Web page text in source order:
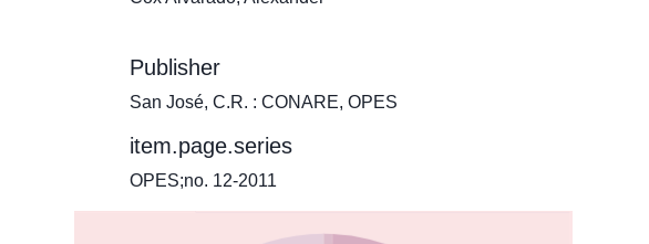
Publisher
San José, C.R. : CONARE, OPES
item.page.series
OPES;no. 12-2011